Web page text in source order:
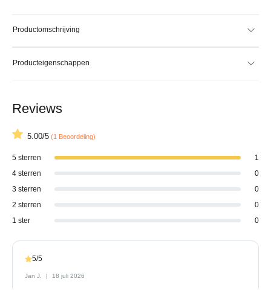
Productomschrijving
Producteigenschappen
Reviews
5.00/5 (1 Beoordeling)
5 sterren
1
4 sterren
0
3 sterren
0
2 sterren
0
1 ster
0
5/5
Jan J. 18 juli 2026